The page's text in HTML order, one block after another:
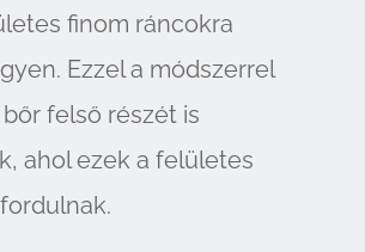
finom ráncokra
Ezzel a módszerrel
felső részét is
ahol ezek a felületes